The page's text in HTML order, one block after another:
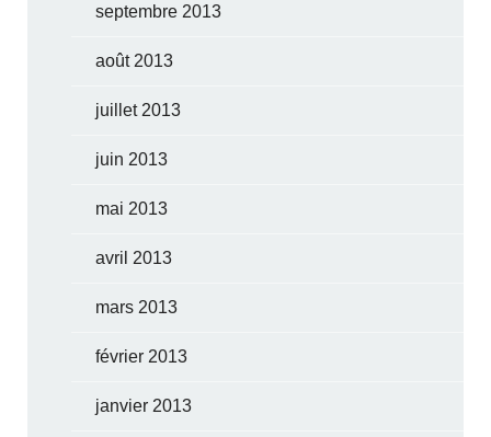
septembre 2013
août 2013
juillet 2013
juin 2013
mai 2013
avril 2013
mars 2013
février 2013
janvier 2013